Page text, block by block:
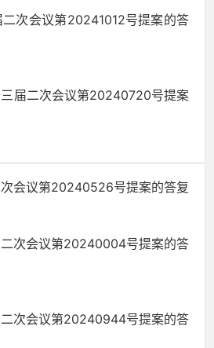
次会议第20241012号提案的答
届二次会议第20240720号提案
会议第20240526号提案的答复
次会议第20240004号提案的答
次会议第20240944号提案的答